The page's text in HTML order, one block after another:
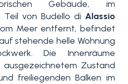
Gebäude, im
Teil von Budello di Alassio
Meer entfernt, befindet
stehende helle Wohnung
Die Innenräume
ausgezeichnetem Zustand
freiliegenden Balken im